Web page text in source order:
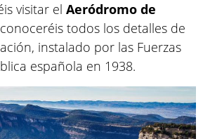
visitar el Aeródromo de
todos los detalles de
instalado por las Fuerzas
española en 1938.